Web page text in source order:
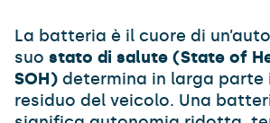
La batteria è il cuore di
suo stato di salute (State of
SOH) determina in larga parte
residuo del veicolo. Una